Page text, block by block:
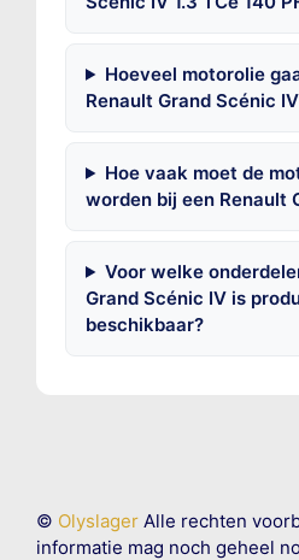
Hoeveel motorolie
Renault Grand Scénic
Hoe vaak moet de
worden bij een Renault
Voor welke
Grand Scénic IV is
beschikbaar?
© OlyslagerAlle rechten
informatie mag noch geheel